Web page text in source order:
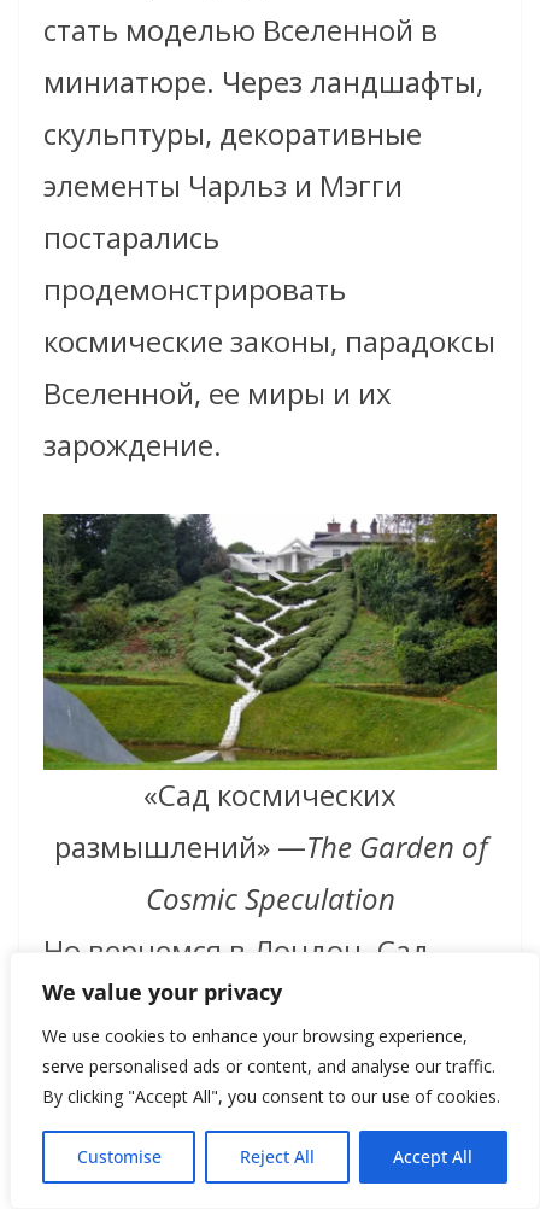
We value your privacy
We use cookies to enhance your browsing experience,
serve personalised ads or content, and analyse our traffic.
By clicking "Accept All", you consent to our use of cookies.
Customise Reject All Accept All
стать моделью Вселенной в
миниатюре. Через ландшафты,
скульптуры, декоративные
элементы Чарльз и Мэгги
постарались
продемонстрировать
космические законы, парадоксы
Вселенной, ее миры и их
зарождение.
«Сад космических
размышлений» —The Garden of
Cosmic Speculation
Но вернемся в Лондон. Сад
Cosmic House — отдельная
глава без слова «глава», потому
что здесь всё равно
невозможно отделить